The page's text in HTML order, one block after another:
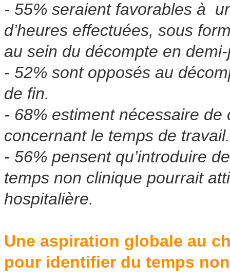
- 55% seraient favorables à
d’heures effectuées, sous
au sein du décompte en
- 52% sont opposés au
de fin.
- 68% estiment nécessaire
concernant le temps de travail.
- 56% pensent qu’introduire
temps non clinique pourrait
hospitalière.
Une aspiration globale au
pour identifier du temps